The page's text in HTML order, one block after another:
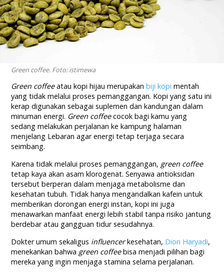
Green coffee. Foto: istimewa
Green coffeeatau kopi hijau merupakanbiji kopimentah
yang tidak melalui proses pemanggangan. Kopi yang satu ini
kerap digunakan sebagai suplemen dan kandungan dalam
minuman energi. Green coffeecocok bagi kamu yang
sedang melakukan perjalanan ke kampung halaman
menjelang Lebaran agar energi tetap terjaga secara
seimbang.
Karena tidak melalui proses pemanggangan, green coffee
tetap kaya akan asam klorogenat. Senyawa antioksidan
tersebut berperan dalam menjaga metabolisme dan
kesehatan tubuh. Tidak hanya mengandalkan kafein untuk
memberikan dorongan energi instan, kopi ini juga
menawarkan manfaat energi lebih stabil tanpa risiko jantung
berdebar atau gangguan tidur sesudahnya.
Dokter umum sekaligus influencerkesehatan, Dion Haryadi,
menekankan bahwa green coffeebisa menjadi pilihan bagi
mereka yang ingin menjaga stamina selama perjalanan.